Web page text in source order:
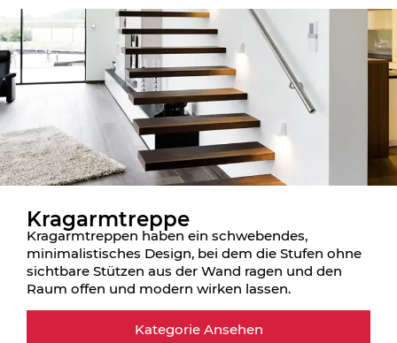
Kragarmtreppe
Kragarmtreppen haben ein schwebendes,
minimalistisches Design, bei dem die Stufen ohne
sichtbare Stützen aus der Wand ragen und den
Raum offen und modern wirken lassen.
Kategorie Ansehen